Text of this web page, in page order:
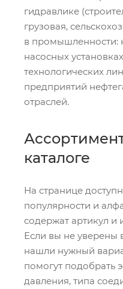
гидравлике
грузовая,
в промышленности:
насосных
технологических
предприятий
отраслей.
каталоге
На странице
популярности и
содержат артикул
Если вы не уверены
нашли нужный
помогут подобрать
давления, типа